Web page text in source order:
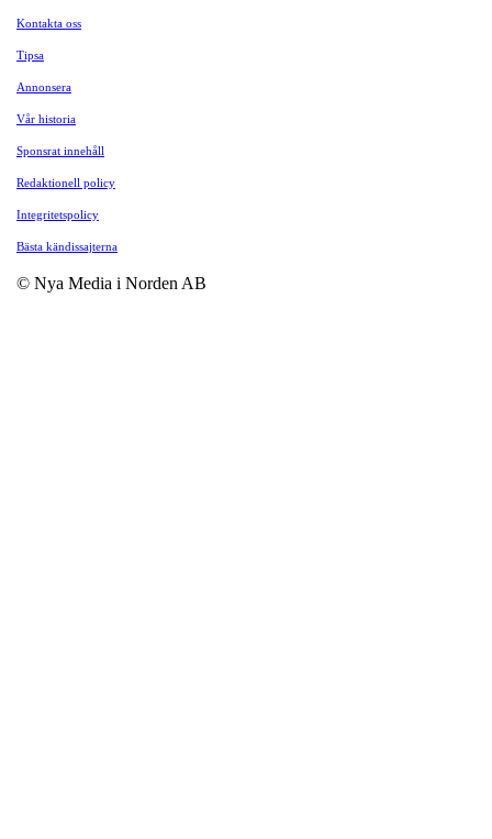
Kontakta oss
Tipsa
Annonsera
Vår historia
Sponsrat innehåll
Redaktionell policy
Integritetspolicy
Bästa kändissajterna
© Nya Media i Norden AB